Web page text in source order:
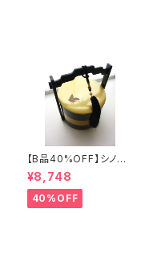
【B品40%OFF】シノワ
ズリ手提げ三段重「バタ
フライ」
¥8,748
40%OFF